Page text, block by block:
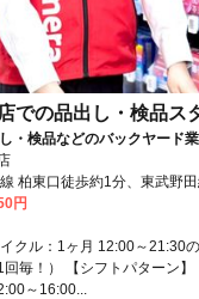
での品出し・検品ス
検品などのバックヤード
「加算」支給あり！！(時給
社割制度あり！◆各種手当
柏東口徒歩約1分、東武野
約1分、ＪＲ常磐線/東京メト
円
クル：1ヶ月 12:00～21:30
回毎！） 【シフトパターン】
～16:00...